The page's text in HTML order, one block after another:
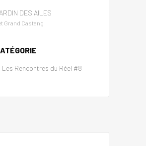
DES AILES
Grand Castang
Les Rencontres du Réel #8